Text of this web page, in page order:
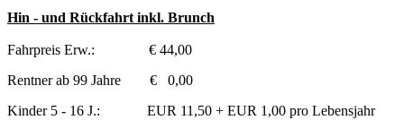
Hin - und Rückfahrt inkl. Brunch
Fahrpreis Erw.: € 44,00
Rentner ab 99 Jahre € 0,00
Kinder 5 - 16 J.: EUR 11,50 + EUR 1,00 pro Lebensjahr